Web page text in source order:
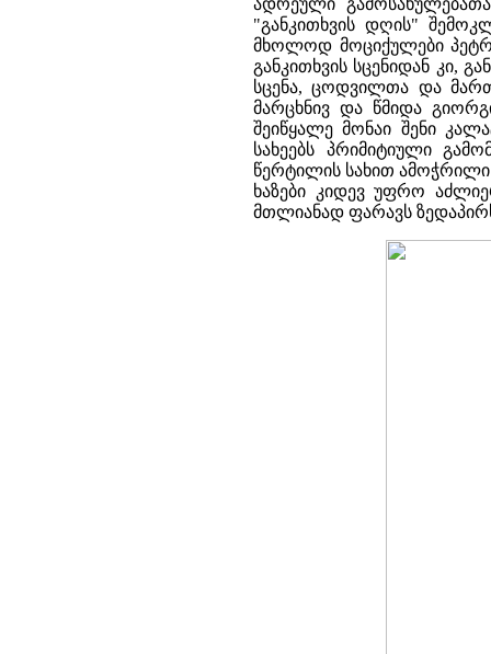
ადრეული
"განკითხვის დღის"
მხოლოდ მოციქულები
განკითხვის სცენიდან კი,
სცენა, ცოდვილთა და
მარცხნივ და წმიდა
შეიწყალე მონაი შენი
სახეებს პრიმიტიული
წერტილის სახით ამოჭრილი
ხაზები კიდევ უფრო
მთლიანად ფარავს